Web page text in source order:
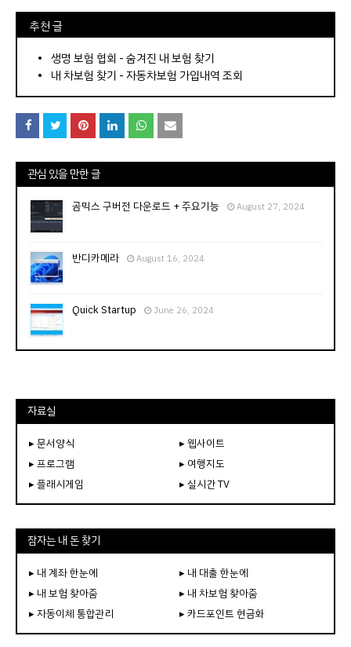
⠀추천 글
⠀­­­­­­­­؜؜؜؜­­­­­­­­؜؜؜؜• 생명 보험 협회 - 숨겨진 내 보험 찾기
내 차보험 찾기 - 자동차보험 가입내역 조회
관심 있을 만한 글
곰믹스 구버전 다운로드 + 주요기능 August 27, 2024
반디카메라 August 16, 2024
Quick Startup June 26, 2024
자료실
▸ 문서양식
▸ 웹사이트
▸ 프로그램
▸ 여행지도
▸ 플래시게임
▸ 실시간 TV
잠자는 내 돈 찾기
▸ 내 계좌 한눈에
▸ 내 대출 한눈에
▸ 내 보험 찾아줌
▸ 내 차보험 찾아줌
▸ 자동이체 통합관리
▸ 카드포인트 현금화